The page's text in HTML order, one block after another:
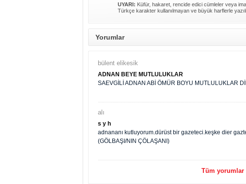
UYARI: Küfür, hakaret, rencide edici cümleler veya
Türkçe karakter kullanılmayan ve büyük harflerle
Yorumlar
bülent elikesik
ADNAN BEYE MUTLULUKLAR
SAEVGİLİ ADNAN ABİ ÖMÜR BOYU MUTLULUKLAR
alı
s y h
adnananı kutluyorum.dürüst bir gazeteci.keşke dier
(GÖLBAŞI/NIN ÇÖLAŞANI)
Tüm yorumlar